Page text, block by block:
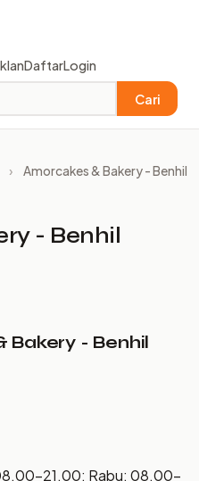
DaftarLogin
Cari
›
Amorcakes & Bakery - Benhil
- Benhil
Bakery - Benhil
Rabu: 08.00–